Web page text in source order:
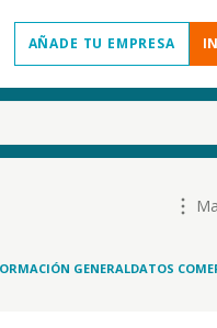
AÑADE TU EMPRESA
GENERALDATOS